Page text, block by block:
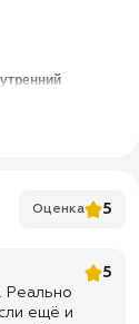
Оценка 5
5
Реально
ещё и